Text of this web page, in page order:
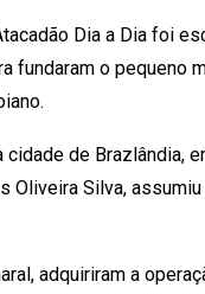
Dia a Dia foi
fundaram o pequeno
de Brazlândia,
Oliveira Silva,
adquiriram a